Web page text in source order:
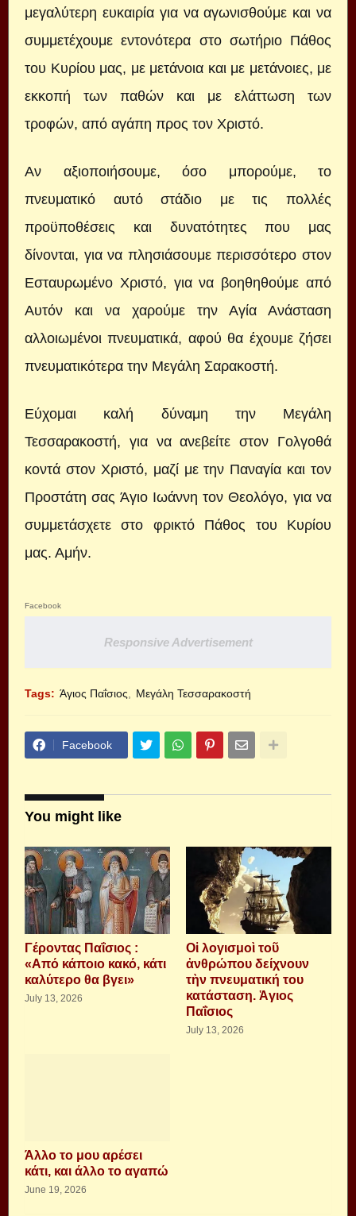
μεγαλύτερη ευκαιρία για να αγωνισθούμε και να
συμμετέχουμε εντονότερα στο σωτήριο Πάθος
του Κυρίου μας, με μετάνοια και με μετάνοιες, με
εκκοπή των παθών και με ελάττωση των
τροφών, από αγάπη προς τον Χριστό.
Αν αξιοποιήσουμε, όσο μπορούμε, το
πνευματικό αυτό στάδιο με τις πολλές
προϋποθέσεις και δυνατότητες που μας
δίνονται, για να πλησιάσουμε περισσότερο στον
Εσταυρωμένο Χριστό, για να βοηθηθούμε από
Αυτόν και να χαρούμε την Αγία Ανάσταση
αλλοιωμένοι πνευματικά, αφού θα έχουμε ζήσει
πνευματικότερα την Μεγάλη Σαρακοστή.
Εύχομαι καλή δύναμη την Μεγάλη
Τεσσαρακοστή, για να ανεβείτε στον Γολγοθά
κοντά στον Χριστό, μαζί με την Παναγία και τον
Προστάτη σας Άγιο Ιωάννη τον Θεολόγο, για να
συμμετάσχετε στο φρικτό Πάθος του Κυρίου
μας. Αμήν.
Facebook
Responsive Advertisement
Tags: Άγιος Παΐσιος Μεγάλη Τεσσαρακοστή
Facebook
You might like
Γέροντας Παΐσιος :
«Από κάποιο κακό, κάτι
καλύτερο θα βγει»
July 13, 2026
Οἱ λογισμοὶ τοῦ
ἀνθρώπου δείχνουν
τὴν πνευματική του
κατάσταση. Ἁγιος
Παΐσιος
July 13, 2026
Άλλο το μου αρέσει
κάτι, και άλλο το αγαπώ
June 19, 2026